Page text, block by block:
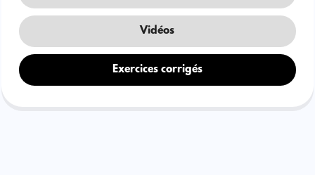
Vidéos
Exercices corrigés